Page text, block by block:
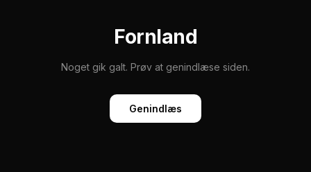
Fornland
Noget gik galt. Prøv at genindlæse siden.
Genindlæs